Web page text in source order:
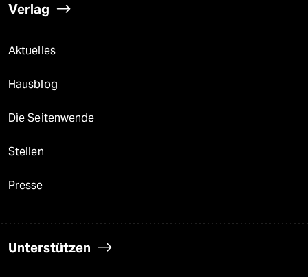
Verlag
Aktuelles
Hausblog
Die Seitenwende
Stellen
Presse
Unterstützen